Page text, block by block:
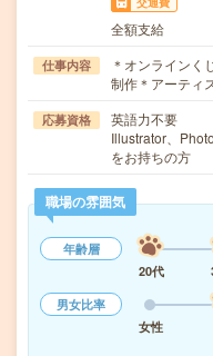
全額支給
仕事内容
＊オンラインく
制作＊アーティ
応募資格
英語力不要
Illustrator、
をお持ちの方
職場の雰囲気
年齢層
20代
男女比率
女性